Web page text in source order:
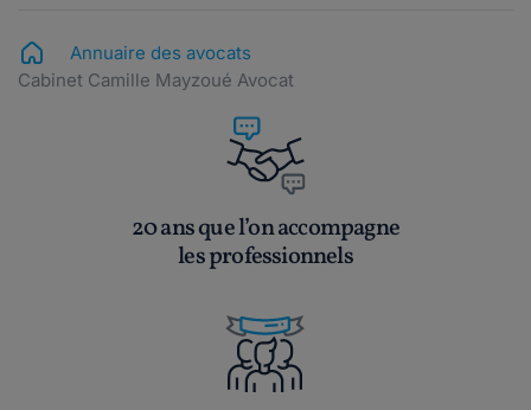
Annuaire des avocats
Cabinet Camille Mayzoué Avocat
20 ans que l’on accompagne
les professionnels